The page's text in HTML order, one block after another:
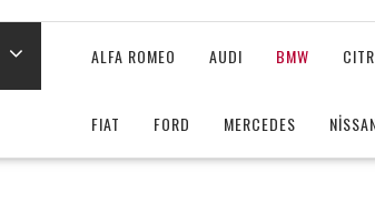
ALFA ROMEO AUDI BMW
FIAT FORD MERCEDES